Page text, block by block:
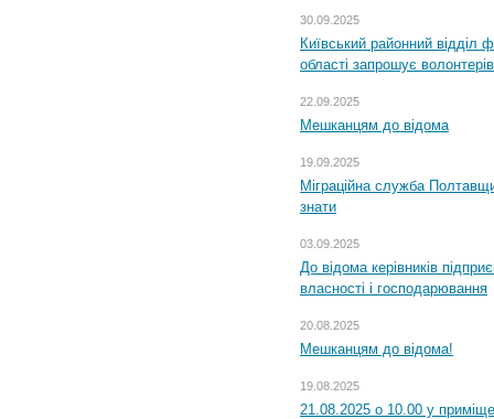
30.09.2025
Київський районний відділ
області запрошує
22.09.2025
Мешканцям до відома
19.09.2025
Міграційна служба
знати
03.09.2025
До відома керівників
власності і господарювання
20.08.2025
Мешканцям до відома!
19.08.2025
21.08.2025 о 10.00 у